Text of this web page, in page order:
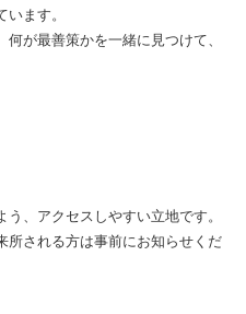
ます。
が最善策かを一緒に見つけて、
、アクセスしやすい立地です。
所される方は事前にお知らせくだ